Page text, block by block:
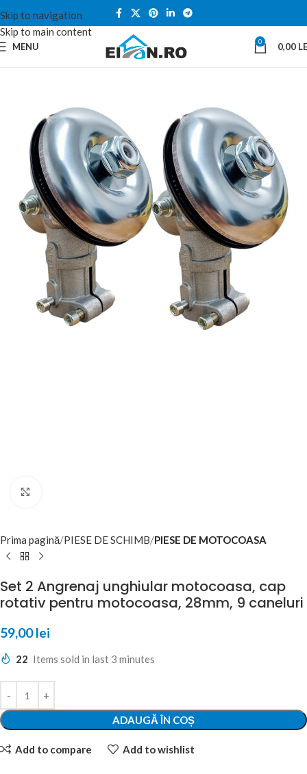
Skip to navigation
Skip to main content
MENU 0 0,00
Prima pagină PIESE DE SCHIMB PIESE DE MOTOCOASA
Set 2 Angrenaj unghiular motocoasa, cap
rotativ pentru motocoasa, 28mm, 9 caneluri
59,00lei
22 Items sold in last 3 minutes
ADAUGĂ ÎN COȘ
Add to compare Add to wishlist